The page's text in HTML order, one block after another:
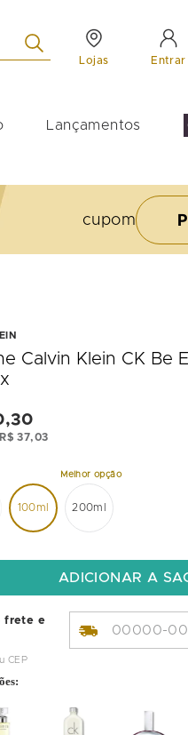
Lojas Entrar
Lançamentos
cupom
Calvin Klein CK Be
,30
R$ 37,03
100ml 200ml
frete e
CEP